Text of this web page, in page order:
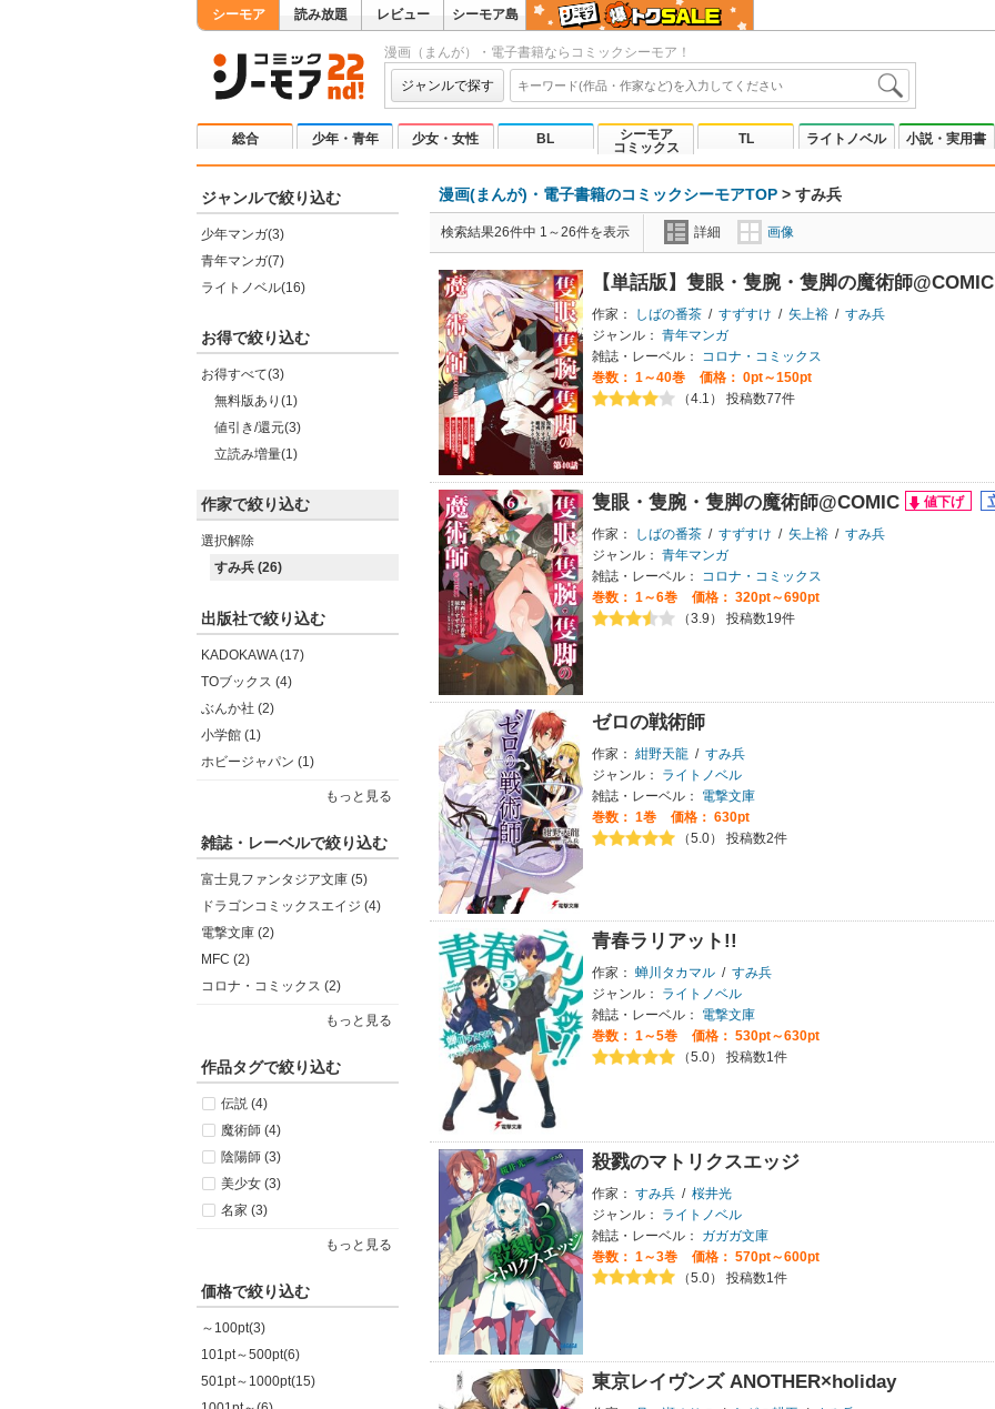
シーモア 読み放題 レビュー シーモア島
漫画（まんが）・電子書籍ならコミックシーモア！
ジャンルで探す
総合 少年・青年 少女・女性 BL
シーモア
コミックス
TL ライトノベル 小説・実用書
ジャンルで絞り込む
少年マンガ(3)
青年マンガ(7)
ライトノベル(16)
お得で絞り込む
お得すべて(3)
無料版あり(1)
値引き/還元(3)
立読み増量(1)
作家で絞り込む
選択解除
すみ兵 (26)
出版社で絞り込む
KADOKAWA (17)
TOブックス (4)
ぶんか社 (2)
小学館 (1)
ホビージャパン (1)
もっと見る
雑誌・レーベルで絞り込む
富士見ファンタジア文庫 (5)
ドラゴンコミックスエイジ (4)
電撃文庫 (2)
MFC (2)
コロナ・コミックス (2)
もっと見る
作品タグで絞り込む
伝説 (4)
魔術師 (4)
陰陽師 (3)
美少女 (3)
名家 (3)
もっと見る
価格で絞り込む
～100pt(3)
101pt～500pt(6)
501pt～1000pt(15)
漫画(まんが)・電子書籍のコミックシーモアTOP > すみ兵
検索結果26件中 1～26件を表示 詳細 画像
【単話版】隻眼・隻腕・隻脚の魔術師@COMIC
作家： しばの番茶 / すずすけ / 矢上裕 / すみ兵
ジャンル： 青年マンガ
雑誌・レーベル：
コロナ・コミックス
巻数： 1～40巻
価格： 0pt～150pt
（4.1） 投稿数77件
隻眼・隻腕・隻脚の魔術師@COMIC
作家： しばの番茶 / すずすけ / 矢上裕 / すみ兵
ジャンル： 青年マンガ
雑誌・レーベル：
コロナ・コミックス
巻数： 1～6巻
価格： 320pt～690pt
（3.9） 投稿数19件
ゼロの戦術師
作家： 紺野天龍 / すみ兵
ジャンル：
ライトノベル
雑誌・レーベル：
電撃文庫
巻数： 1巻
価格： 630pt
（5.0） 投稿数2件
青春ラリアット!!
作家： 蝉川タカマル / すみ兵
ジャンル：
ライトノベル
雑誌・レーベル：
電撃文庫
巻数： 1～5巻
価格： 530pt～630pt
（5.0） 投稿数1件
殺戮のマトリクスエッジ
作家： すみ兵 / 桜井光
ジャンル：
ライトノベル
雑誌・レーベル：
ガガガ文庫
巻数： 1～3巻
価格： 570pt～600pt
（5.0） 投稿数1件
東京レイヴンズ ANOTHER×holiday